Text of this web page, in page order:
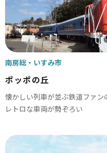
花・紅葉
おもてなしトイレ
浜 / 釣ヶ崎海岸（サーフ
田 / 鴨川シーワールド / 勝
臨海
ポッポの丘
懐かしい列車が並ぶ鉄道ファン
レトロな車両が勢ぞろい
南房総 いすみ市